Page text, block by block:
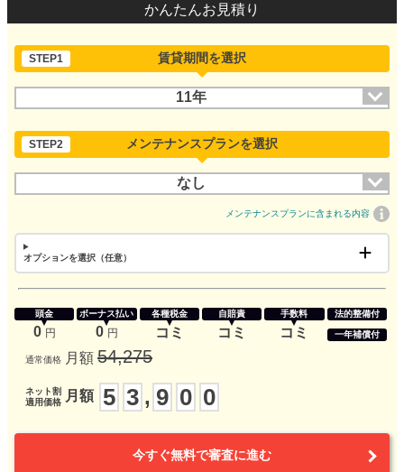
かんたんお見積り
STEP1 賃貸期間を選択
11年
STEP2 メンテナンスプランを選択
なし
メンテナンスプランに含まれる内容
オプションを選択（任意）
頭金
0 円
ボーナス払い
0 円
各種税金
コミ
自賠責
コミ
手数料
コミ
法的整備付
一年補償付
通常価格 月額 54,275
ネット割
適用価格
月額 5 3 , 9 0 0
今すぐ無料で審査に進む